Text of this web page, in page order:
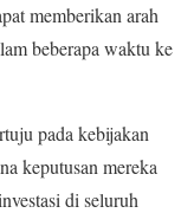
memberikan arah
beberapa waktu ke
pada kebijakan
keputusan mereka
di seluruh